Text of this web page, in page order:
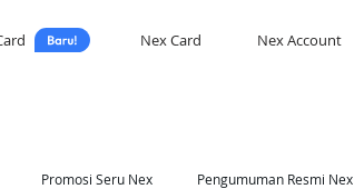
Nex Card Nex Account
Promosi Seru Nex Pengumuman Resmi Nex